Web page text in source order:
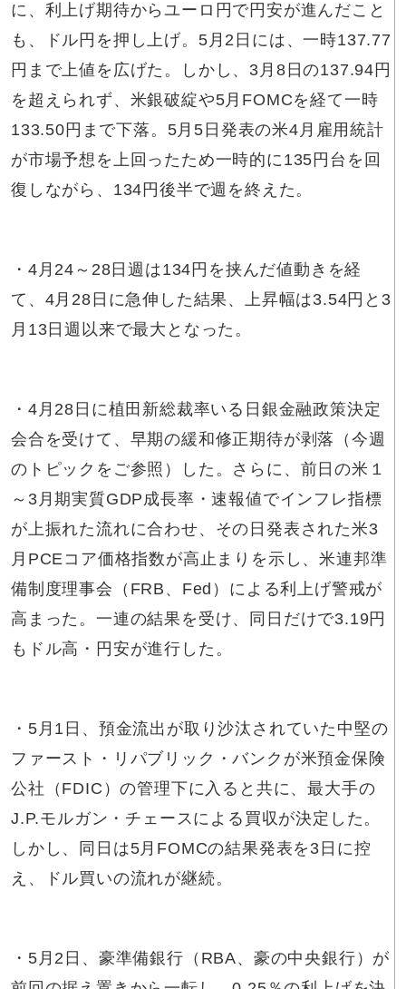
に、利上げ期待からユーロ円で円安が進んだこと
も、ドル円を押し上げ。5月2日には、一時137.77
円まで上値を広げた。しかし、3月8日の137.94円
を超えられず、米銀破綻や5月FOMCを経て一時
133.50円まで下落。5月5日発表の米4月雇用統計
が市場予想を上回ったため一時的に135円台を回
復しながら、134円後半で週を終えた。
・4月24～28日週は134円を挟んだ値動きを経
て、4月28日に急伸した結果、上昇幅は3.54円と3
月13日週以来で最大となった。
・4月28日に植田新総裁率いる日銀金融政策決定
会合を受けて、早期の緩和修正期待が剥落（今週
のトピックをご参照）した。さらに、前日の米１
～3月期実質GDP成長率・速報値でインフレ指標
が上振れた流れに合わせ、その日発表された米3
月PCEコア価格指数が高止まりを示し、米連邦準
備制度理事会（FRB、Fed）による利上げ警戒が
高まった。一連の結果を受け、同日だけで3.19円
もドル高・円安が進行した。
・5月1日、預金流出が取り沙汰されていた中堅の
ファースト・リパブリック・バンクが米預金保険
公社（FDIC）の管理下に入ると共に、最大手の
J.P.モルガン・チェースによる買収が決定した。
しかし、同日は5月FOMCの結果発表を3日に控
え、ドル買いの流れが継続。
・5月2日、豪準備銀行（RBA、豪の中央銀行）が